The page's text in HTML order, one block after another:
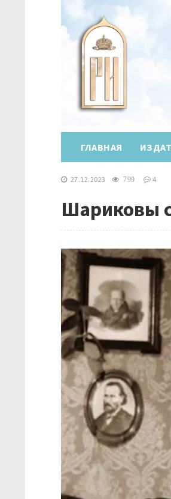
ГЛАВНАЯ
27.12.2023 799 4
Шариковы